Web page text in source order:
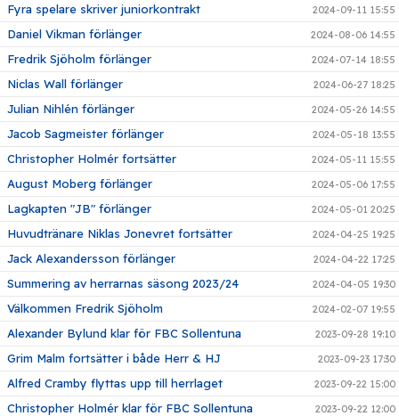
Fyra spelare skriver juniorkontrakt 2024-09-11 15:55
Daniel Vikman förlänger 2024-08-06 14:55
Fredrik Sjöholm förlänger 2024-07-14 18:55
Niclas Wall förlänger 2024-06-27 18:25
Julian Nihlén förlänger 2024-05-26 14:55
Jacob Sagmeister förlänger 2024-05-18 13:55
Christopher Holmér fortsätter 2024-05-11 15:55
August Moberg förlänger 2024-05-06 17:55
Lagkapten "JB" förlänger 2024-05-01 20:25
Huvudtränare Niklas Jonevret fortsätter 2024-04-25 19:25
Jack Alexandersson förlänger 2024-04-22 17:25
Summering av herrarnas säsong 2023/24 2024-04-05 19:30
Välkommen Fredrik Sjöholm 2024-02-07 19:55
Alexander Bylund klar för FBC Sollentuna 2023-09-28 19:10
Grim Malm fortsätter i både Herr & HJ 2023-09-23 17:30
Alfred Cramby flyttas upp till herrlaget 2023-09-22 15:00
Christopher Holmér klar för FBC Sollentuna 2023-09-22 12:00